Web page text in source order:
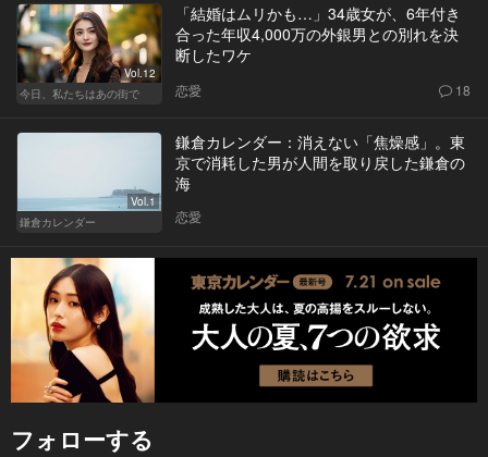
Vol.12
今日、私たちはあの街で
「結婚はムリかも…」34歳女が、6年付き
合った年収4,000万の外銀男との別れを決
断したワケ
恋愛 18
Vol.1
鎌倉カレンダー
鎌倉カレンダー：消えない「焦燥感」。東
京で消耗した男が人間を取り戻した鎌倉の
海
恋愛
フォローする